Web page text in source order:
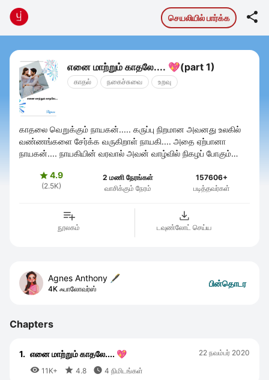
செயலியில் பார்க்க 
எனை மாற்றும் காதலே.... 💖(part 1)
காதல் நகைச்சுவை உறவு
காதலை வெறுக்கும் நாயகன்..... கருப்பு நிறமான அவனது உலகில்
வண்ணங்களை சேர்க்க வருகிறாள் நாயகி.... அதை ஏற்பானா
நாயகன்.... நாயகியின் வரவால் அவன் வாழ்வில் நிகழப் போகும்
4.9
(2.5K)
2 மணி நேரங்கள்
வாசிக்கும் நேரம்
157606+
படித்தவர்கள்
நூலகம் டவுண்லோட் செய்ய
Agnes Anthony 🖋
4K ஃபாலோவர்ஸ்
பின்தொடர
Chapters
1. எனை மாற்றும் காதலே.... 💖
 11K+  4.8  4 நிமிடங்கள்
22 நவம்பர் 2020